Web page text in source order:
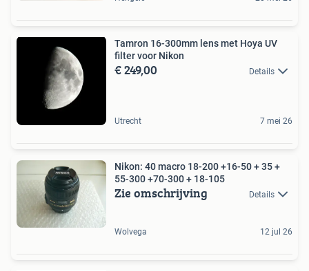
Tamron 16-300mm lens met Hoya UV
filter voor Nikon
€ 249,00 Details
Utrecht 7 mei 26
Nikon: 40 macro 18-200 +16-50 + 35 +
55-300 +70-300 + 18-105
Zie omschrijving Details
Wolvega 12 jul 26